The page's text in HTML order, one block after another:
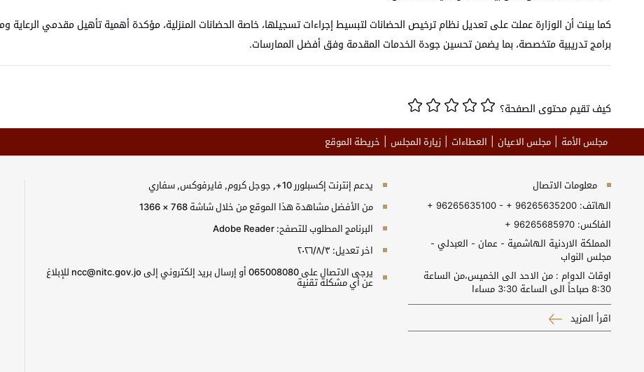
كما بينت أن الوزارة عملت على تعديل نظام ترخيص الحضانات لتبسيط إجراءات تسجيلها، خاصة الحضانات المنزلية، مؤكدة أهمية تأهيل مقدمي
برامج تدريبية متخصصة، بما يضمن تحسين جودة الخدمات المقدمة وفق أفضل الممارسات.
كيف تقيم محتوى الصفحة؟
مجلس الأمة مجلس الاعيان العطاءات زيارة المجلس خريطة الموقع
معلومات الاتصال
الهاتف: + 96265635100 - + 96265635200
الفاكس: + 96265685970
المملكة الاردنية الهاشمية - عمان - العبدلي -
مجلس النواب
اوقات الدوام : من الاحد الى الخميس،من الساعة
8:30 صباحاً الى الساعة 3:30 مساءا
اقرأ المزيد
يدعم إنترنت إكسبلورر 10+, جوجل كروم, فايرفوكس, سفاري
من الأفضل مشاهدة هذا الموقع من خلال شاشة 768 × 1366
البرنامج المطلوب للتصفح: Adobe Reader
اخر تعديل: ٢٠٢٦/٨/٣
يرجى الاتصال على 065008080 أو إرسال بريد إلكتروني إلى ncc@nitc.gov.jo للإبلاغ
عن أي مشكلة تقنية